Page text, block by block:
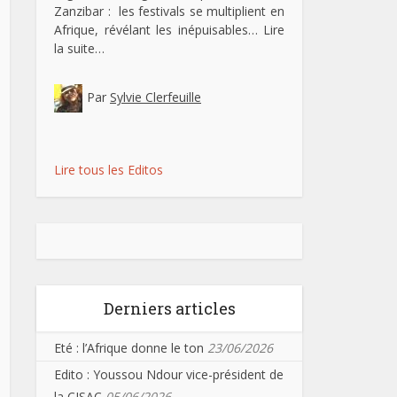
Zanzibar : les festivals se multiplient en
Afrique, révélant les inépuisables… Lire
la suite…
Par Sylvie Clerfeuille
Lire tous les Editos
Derniers articles
Eté : l’Afrique donne le ton 23/06/2026
Edito : Youssou Ndour vice-président de